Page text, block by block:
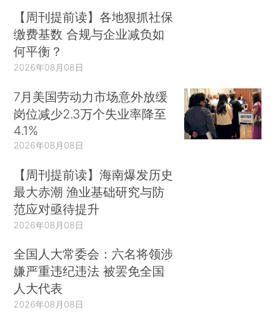
【周刊提前读】各地狠抓社保
缴费基数 合规与企业减负如
何平衡？
2026年08月08日
7月美国劳动力市场意外放缓
岗位减少2.3万个失业率降至
4.1%
2026年08月08日
【周刊提前读】海南爆发历史
最大赤潮 渔业基础研究与防
范应对亟待提升
2026年08月08日
全国人大常委会：六名将领涉
嫌严重违纪违法 被罢免全国
人大代表
2026年08月08日